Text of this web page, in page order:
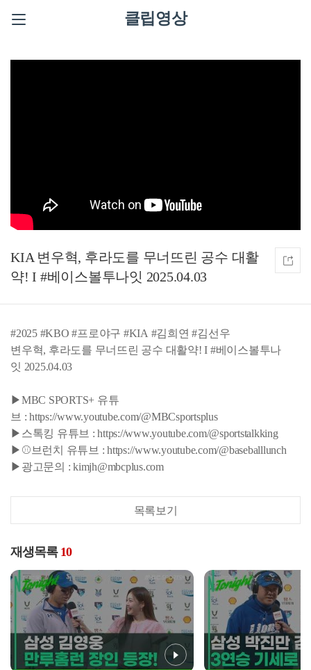
클립영상
KIA 변우혁, 후라도를 무너뜨린 공수 대활
약! I #베이스볼투나잇 2025.04.03
#2025 #KBO #프로야구 #KIA #김희연 #김선우
변우혁, 후라도를 무너뜨린 공수 대활약! I #베이스볼투나
잇 2025.04.03
▶MBC SPORTS+ 유튜
브 : https://www.youtube.com/@MBCsportsplus
▶스톡킹 유튜브 : https://www.youtube.com/@sportstalkking
▶⚾브런치 유튜브 : https://www.youtube.com/@baseballlunch
▶광고문의 : kimjh@mbcplus.com
목록보기
재생목록 10